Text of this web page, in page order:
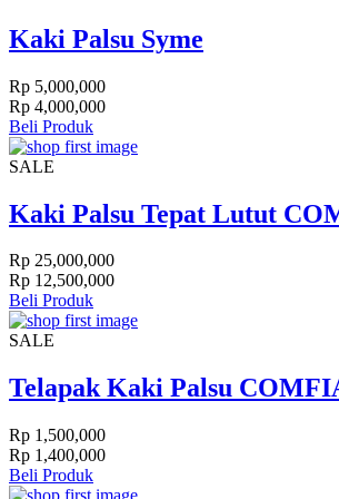
Kaki Palsu Syme
Rp 5,000,000
Rp 4,000,000
Beli Produk
SALE
Kaki Palsu Tepat Lutut
Rp 25,000,000
Rp 12,500,000
Beli Produk
SALE
Telapak Kaki Palsu
Rp 1,500,000
Rp 1,400,000
Beli Produk